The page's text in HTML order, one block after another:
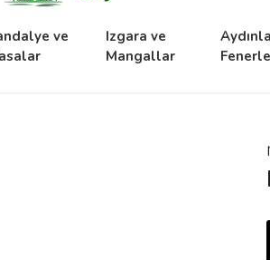
ve
Izgara ve
Mangallar